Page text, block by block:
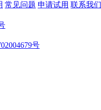
常见问题 申请试用 联系我们
号